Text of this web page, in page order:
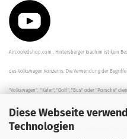
Diese Webseite
Technologien
Aircooledshop.com , Hintersberger Joachim ist kein
des Volkswagen Konzerns. Die Verwendung der Begriffe
"Volkswagen", "Käfer", "Golf", "Bus" oder "Porsche"
der Beschreibung der Teile und stellt in keinem Fall
Verbindung zu dem Unternehmen "Volkswagen" her/da.